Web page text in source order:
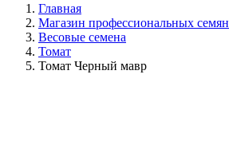
Главная
Магазин профессиональных семян
Весовые семена
Томат
Томат Черный мавр